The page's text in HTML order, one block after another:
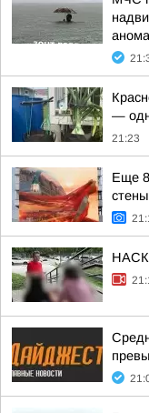
—
21:23
Еще 8